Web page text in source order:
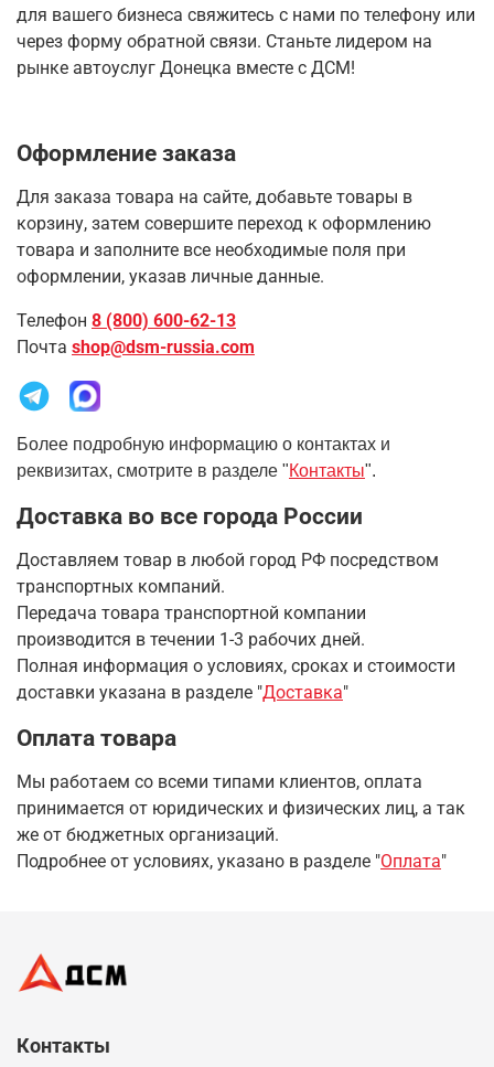
для вашего бизнеса свяжитесь с нами по телефону или
через форму обратной связи. Станьте лидером на
рынке автоуслуг Донецка вместе с ДСМ!
Оформление заказа
Для заказа товара на сайте, добавьте товары в
корзину, затем совершите переход к оформлению
товара и заполните все необходимые поля при
оформлении, указав личные данные.
Телефон 8 (800) 600-62-13
Почта shop@dsm-russia.com
Более подробную информацию о контактах и
реквизитах, смотрите в разделе "Контакты".
Доставка во все города России
Доставляем товар в любой город РФ посредством
транспортных компаний.
Передача товара транспортной компании
производится в течении 1-3 рабочих дней.
Полная информация о условиях, сроках и стоимости
доставки указана в разделе "Доставка"
Оплата товара
Мы работаем со всеми типами клиентов, оплата
принимается от юридических и физических лиц, а так
же от бюджетных организаций.
Подробнее от условиях, указано в разделе "Оплата"
Контакты